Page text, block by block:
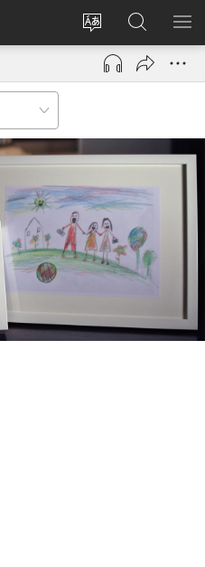
更
改
網
言
登
錄
（開
窗）
搜
尋
JW.ORG
顯